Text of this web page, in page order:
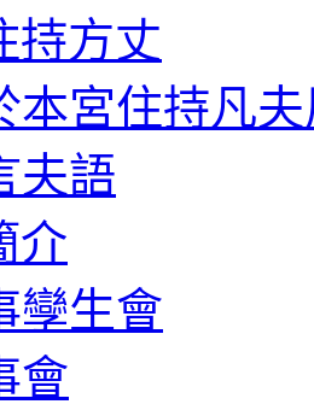
持方丈
本宮住持凡
夫語
介
孿生會
會